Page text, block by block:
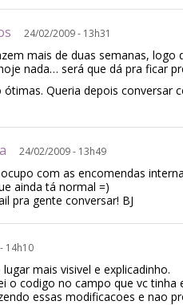
24/02/2009 - 13h31
mais de duas semanas, logo
nada… será que dá pra ficar
ótimas. Queria depois conversar
24/02/2009 - 13h49
com as encomendas
ainda tá normal =)
pra gente conversar! BJ
14h10
mais visivel e explicadinho.
o codigo no campo que vc tinha
essas modificacoes e nao